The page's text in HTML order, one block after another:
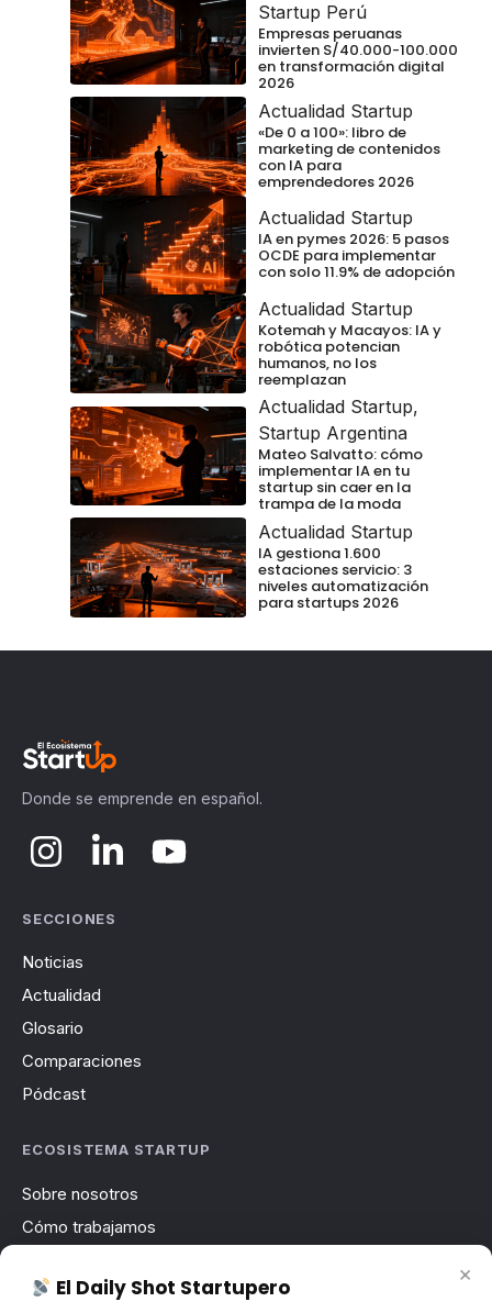
Startup Perú
Empresas peruanas
invierten S/40.000-100.000
en transformación digital
2026
Actualidad Startup
«De 0 a 100»: libro de
marketing de contenidos
con IA para
emprendedores 2026
Actualidad Startup
IA en pymes 2026: 5 pasos
OCDE para implementar
con solo 11.9% de adopción
Actualidad Startup
Kotemah y Macayos: IA y
robótica potencian
humanos, no los
reemplazan
Actualidad Startup,
Startup Argentina
Mateo Salvatto: cómo
implementar IA en tu
startup sin caer en la
trampa de la moda
Actualidad Startup
IA gestiona 1.600
estaciones servicio: 3
niveles automatización
para startups 2026
Donde se emprende en español.
SECCIONES
Noticias
Actualidad
Glosario
Comparaciones
Pódcast
ECOSISTEMA STARTUP
Sobre nosotros
Cómo trabajamos
Contacto
×
El Daily Shot Startupero